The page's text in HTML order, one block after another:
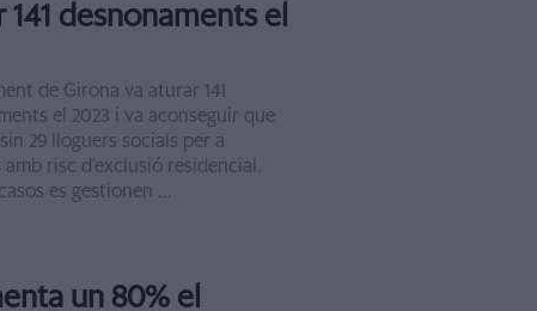
141 desnonaments el
de Girona va aturar 141
el 2023 i va aconseguir que
29 lloguers socials per a
amb risc d'exclusió residencial.
es gestionen ...
un 80% el